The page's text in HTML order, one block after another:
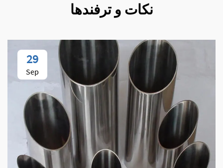
نکات و ترفندها
29
Sep